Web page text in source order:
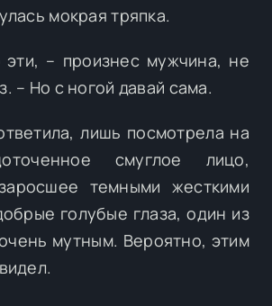
мокрая тряпка.
– произнес мужчина, не
– Но с ногой давай сама.
лишь посмотрела на
смуглое лицо,
темными жесткими
голубые глаза, один из
мутным. Вероятно, этим